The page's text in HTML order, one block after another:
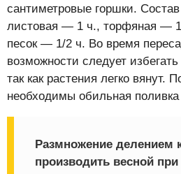
сантиметровые горшки.
листовая — 1 ч., торфяная —
песок — 1/2 ч. Во время
возможности следует
так как растения легко вянут.
необходимы обильная
Размножение делением
производить весной при